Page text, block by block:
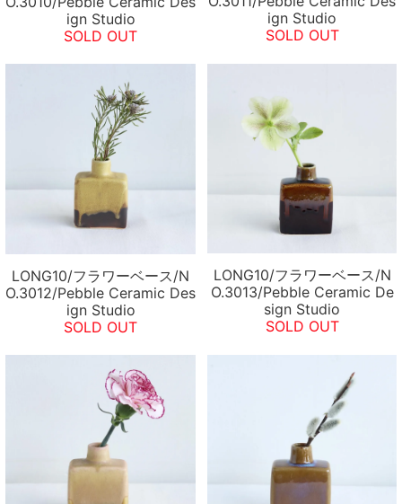
ign Studio
SOLD OUT
ign Studio
SOLD OUT
LONG10/フラワーベース/N
O.3012/Pebble Ceramic Des
ign Studio
SOLD OUT
LONG10/フラワーベース/N
O.3013/Pebble Ceramic De
sign Studio
SOLD OUT